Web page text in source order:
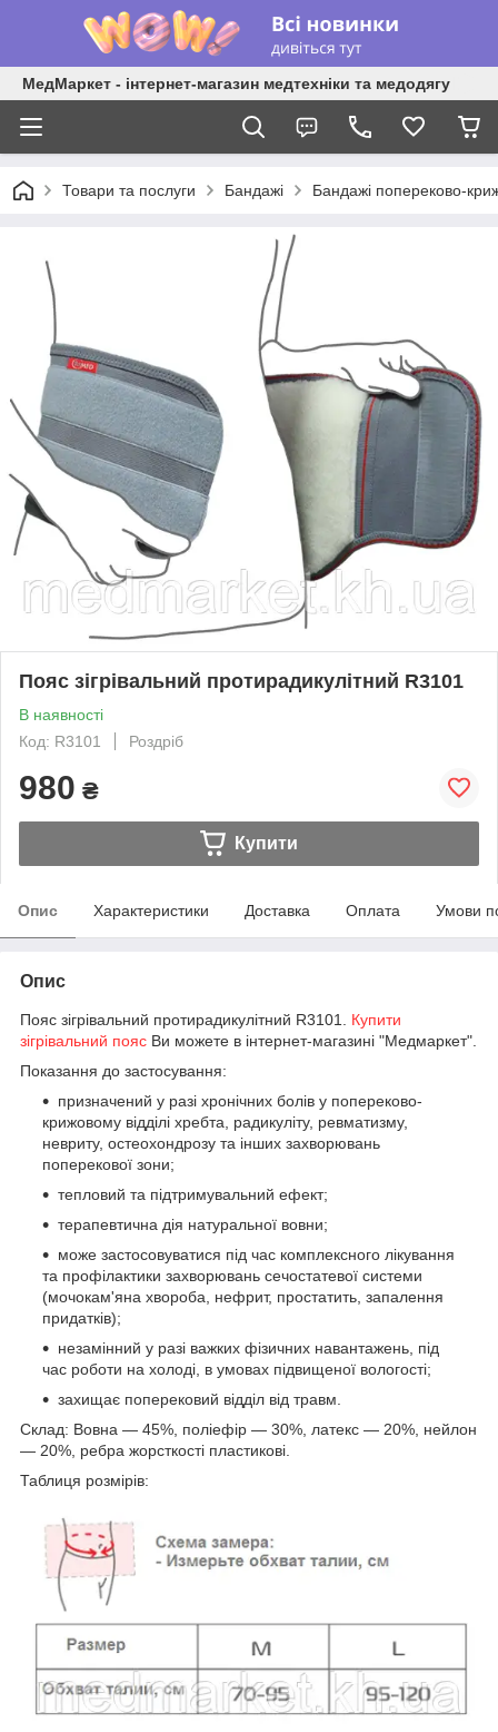
МедМаркет - інтернет-магазин медтехніки та медодягу
Товари та послуги Бандажі Бандажі попереково-
Пояс зігрівальний протирадикулітний R3101
В наявності
Код: R3101
Роздріб
980 ₴
Купити
Опис Характеристики Доставка Оплата Умови
Опис
Пояс зігрівальний протирадикулітний R3101. Купити
зігрівальний пояс Ви можете в інтернет-магазині "Медмаркет".
Показання до застосування:
призначений у разі хронічних болів у попереково-
крижовому відділі хребта, радикуліту, ревматизму,
невриту, остеохондрозу та інших захворювань
поперекової зони;
тепловий та підтримувальний ефект;
терапевтична дія натуральної вовни;
може застосовуватися під час комплексного лікування
та профілактики захворювань сечостатевої системи
(мочокам'яна хвороба, нефрит, простатить, запалення
придатків);
незамінний у разі важких фізичних навантажень, під
час роботи на холоді, в умовах підвищеної вологості;
захищає поперековий відділ від травм.
Склад: Вовна — 45%, поліефір — 30%, латекс — 20%, нейлон
— 20%, ребра жорсткості пластикові.
Таблиця розмірів: